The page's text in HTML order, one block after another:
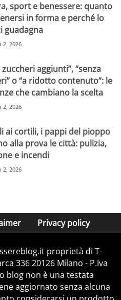
sport e benessere: quanto
in forma e perché lo
guadagna
2, 2026
zuccheri aggiunti”, “senza
o “a ridotto contenuto”: le
che cambiano la scelta
2, 2026
ai cortili, i pappi del pioppo
alla prova le città: pulizia,
e incendi
2, 2026
Privacy policy
proprietà di T-
336 20126 Milano - P.Iva
blog non è una testata
aggiornato senza alcuna